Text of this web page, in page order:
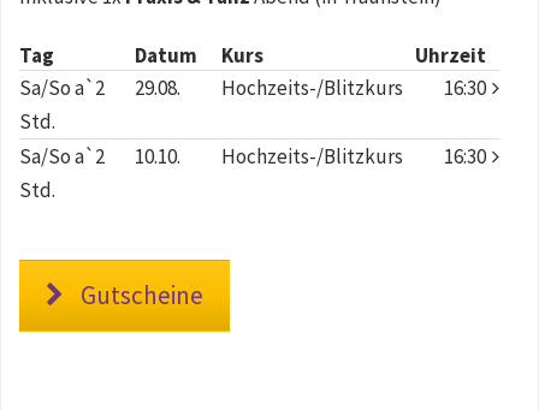
Tag Datum Kurs
Uhrzeit
Sa/So a`2
Std.
29.08. Hochzeits-/Blitzkurs 16:30
Sa/So a`2
Std.
10.10. Hochzeits-/Blitzkurs 16:30
Gutscheine